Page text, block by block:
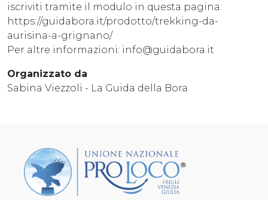
iscriviti tramite il modulo in questa pagina:
https://guidabora.it/prodotto/trekking-da-
aurisina-a-grignano/
Per altre informazioni: info@guidabora.it
Organizzato da
Sabina Viezzoli - La Guida della Bora